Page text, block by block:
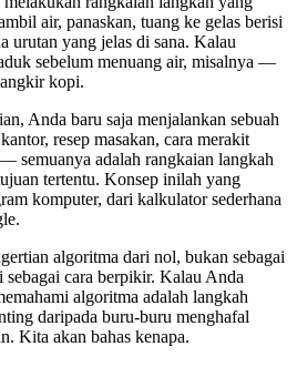
air, panaskan, tuang ke gelas berisi
urutan yang jelas di sana. Kalau
sebelum menuang air, misalnya —
kopi.
Anda baru saja menjalankan sebuah
resep masakan, cara merakit
semuanya adalah rangkaian langkah
tertentu. Konsep inilah yang
komputer, dari kalkulator sederhana
algoritma dari nol, bukan sebagai
cara berpikir. Kalau Anda
algoritma adalah langkah
daripada buru-buru menghafal
Kita akan bahas kenapa.